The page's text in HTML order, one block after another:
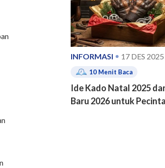
INFORMASI 17 DES 2025
10 Menit Baca
Ide Kado Natal 2025
Baru 2026 untuk